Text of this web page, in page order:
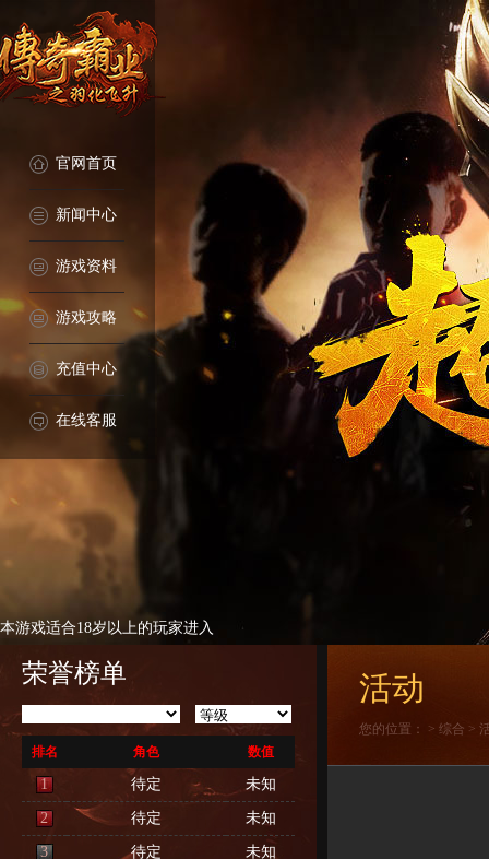
官网首页
新闻中心
游戏资料
游戏攻略
充值中心
在线客服
本游戏适合18岁以上的玩家进入
荣誉榜单
排名 角色 数值
1 待定 未知
2 待定 未知
3 待定 未知
活动
您的位置： > 综合 >